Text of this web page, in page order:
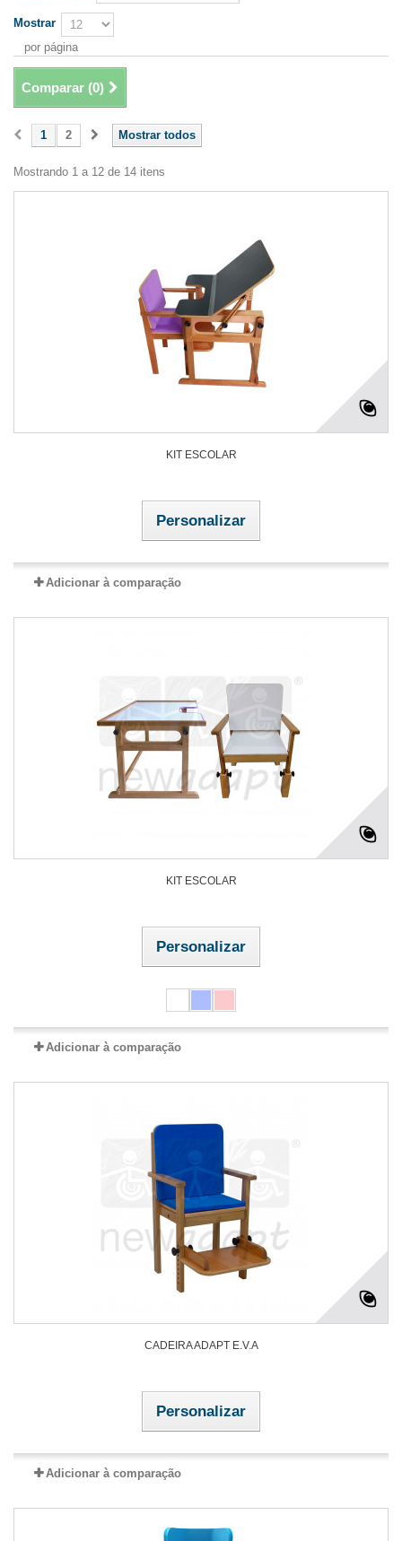
Mostrar
por página
Comparar (0)
Mostrar todos
1 2
Mostrando 1 a 12 de 14 itens
KIT ESCOLAR
Personalizar
Adicionar à comparação
KIT ESCOLAR
Personalizar
Adicionar à comparação
CADEIRA ADAPT E.V.A
Personalizar
Adicionar à comparação